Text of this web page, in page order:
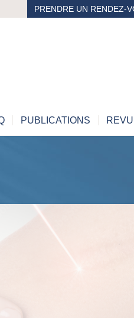
PRENDRE UN RENDEZ-
PUBLICATIONS